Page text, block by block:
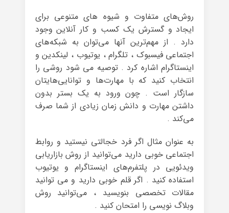
روش‌های متفاوت و شیوه های متنوعی برای
ایجاد و گسترش یک کسب و کار آنلاین وجود
دارد . از مهم‌ترین آنها می‌توان به شبکه‌های
اجتماعی فیسبوک ، تلگرام ، یوتیوب ، لینکدین و
اینستاگرام اشاره کرد . توصیه می شود روشی را
انتخاب کنید که با مهارت‌ها و توانایی‌هایتان
سازگار است . چون ورود به یک بستر بدون
داشتن مهارت و دانش زمان زیادی از شما صرف
می‌کند .
به عنوان مثال اگر فرد خجالتی نیستید و روابط
اجتماعی خوبی دارید می‌توانید از روش بازاریابی
ویدئویی در پلتفرم‌های اینستاگرام و یوتیوب
استفاده کنید . اگر قلم خوبی دارید و می توانید
مقالات تخصصی بنویسید ، می‌توانید روش
وبلاگ نویسی را امتحان کنید .